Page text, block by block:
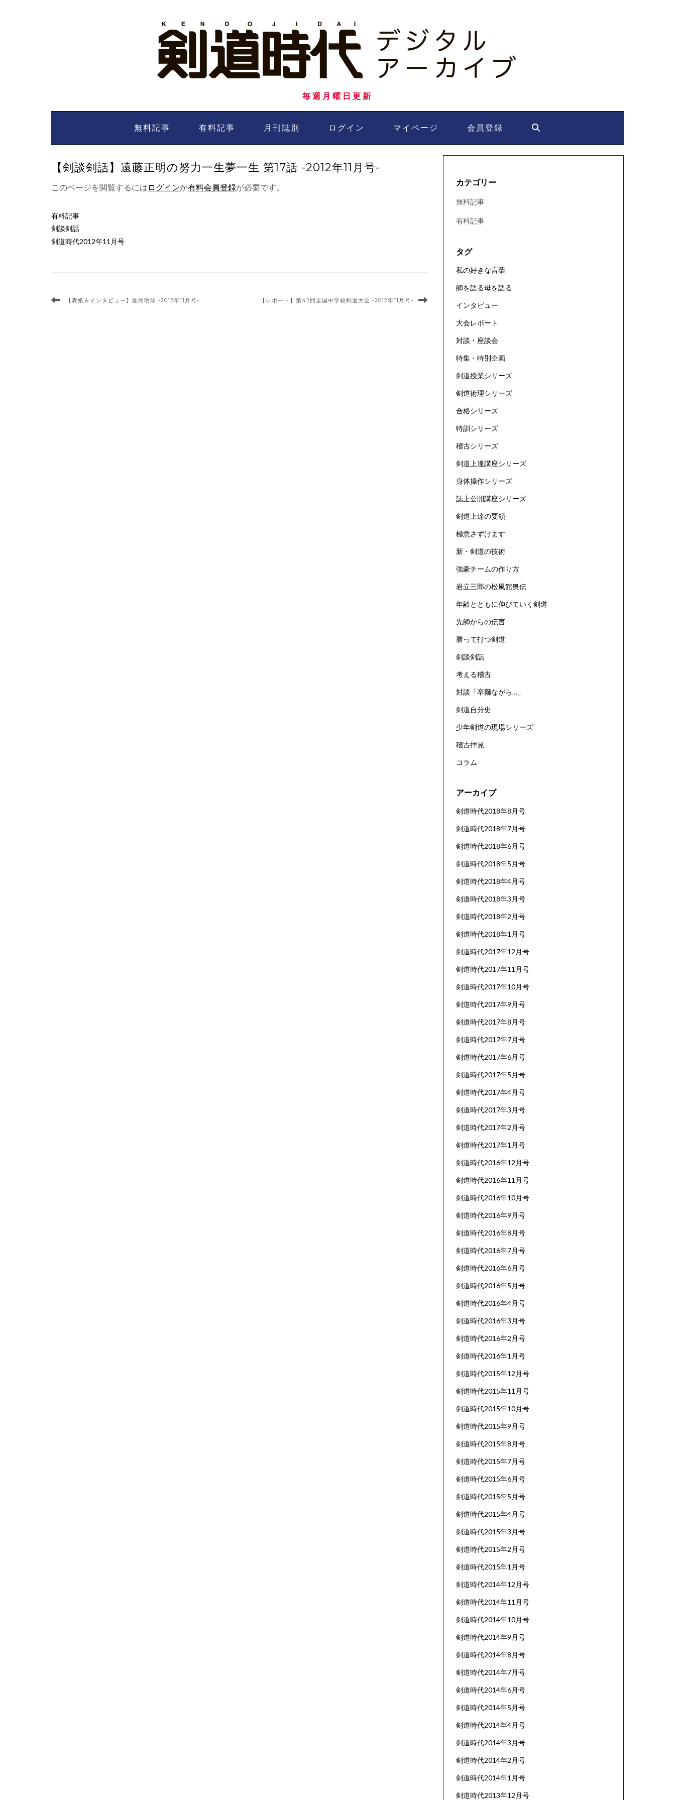
毎週月曜日更新
無料記事 有料記事 月刊誌別 ログイン マイページ 会員登録
【剣談剣話】遠藤正明の努力一生夢一生 第17話 -2012年11月号-
このページを閲覧するには ログインか有料会員登録が必要です。
有料記事
剣談剣話
剣道時代2012年11月号
【表紙＆インタビュー】肱岡明洋 -2012年11月号- 【レポート】第42回全国中学校剣道大会 -2012年11月号-
カテゴリー
無料記事
有料記事
タグ
私の好きな言葉
師を語る母を語る
インタビュー
大会レポート
対談・座談会
特集・特別企画
剣道授業シリーズ
剣道術理シリーズ
合格シリーズ
特訓シリーズ
稽古シリーズ
剣道上達講座シリーズ
身体操作シリーズ
誌上公開講座シリーズ
剣道上達の要領
極意さずけます
新・剣道の技術
強豪チームの作り方
岩立三郎の松風館奥伝
年齢とともに伸びていく剣道
先師からの伝言
勝って打つ剣道
剣談剣話
考える稽古
対談「卒爾ながら…」
剣道自分史
少年剣道の現場シリーズ
稽古拝見
コラム
アーカイブ
剣道時代2018年8月号
剣道時代2018年7月号
剣道時代2018年6月号
剣道時代2018年5月号
剣道時代2018年4月号
剣道時代2018年3月号
剣道時代2018年2月号
剣道時代2018年1月号
剣道時代2017年12月号
剣道時代2017年11月号
剣道時代2017年10月号
剣道時代2017年9月号
剣道時代2017年8月号
剣道時代2017年7月号
剣道時代2017年6月号
剣道時代2017年5月号
剣道時代2017年4月号
剣道時代2017年3月号
剣道時代2017年2月号
剣道時代2017年1月号
剣道時代2016年12月号
剣道時代2016年11月号
剣道時代2016年10月号
剣道時代2016年9月号
剣道時代2016年8月号
剣道時代2016年7月号
剣道時代2016年6月号
剣道時代2016年5月号
剣道時代2016年4月号
剣道時代2016年3月号
剣道時代2016年2月号
剣道時代2016年1月号
剣道時代2015年12月号
剣道時代2015年11月号
剣道時代2015年10月号
剣道時代2015年9月号
剣道時代2015年8月号
剣道時代2015年7月号
剣道時代2015年6月号
剣道時代2015年5月号
剣道時代2015年4月号
剣道時代2015年3月号
剣道時代2015年2月号
剣道時代2015年1月号
剣道時代2014年12月号
剣道時代2014年11月号
剣道時代2014年10月号
剣道時代2014年9月号
剣道時代2014年8月号
剣道時代2014年7月号
剣道時代2014年6月号
剣道時代2014年5月号
剣道時代2014年4月号
剣道時代2014年3月号
剣道時代2014年2月号
剣道時代2014年1月号
剣道時代2013年12月号